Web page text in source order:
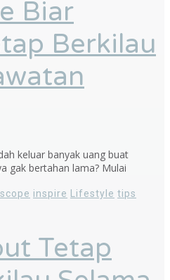
Biar
Berkilau
keluar banyak uang buat
gak bertahan lama? Mulai
inspire Lifestyle tips
Tetap